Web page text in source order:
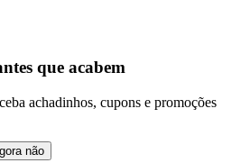
que acabem
achadinhos, cupons e promoções
não